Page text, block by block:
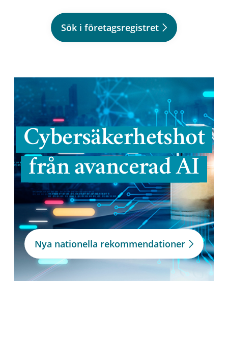
Sök i företagsregistret
Cybersäkerhetshot
från avancerad AI
Nya nationella rekommendationer